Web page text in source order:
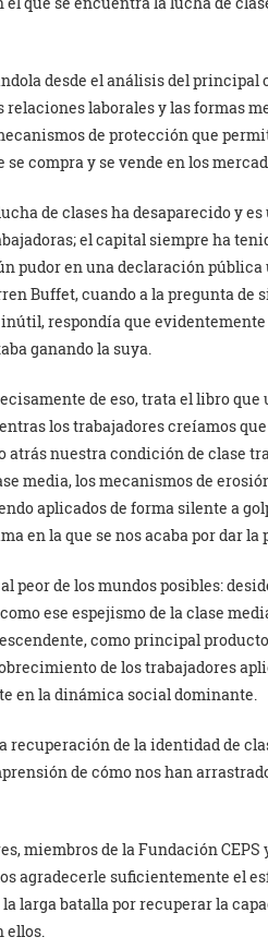
desde el análisis del principal
relaciones laborales y las formas
de protección que
compra y se vende en los
de clases ha desaparecido y
el capital siempre ha
pudor en una declaración pública
Buffet, cuando a la pregunta de
respondía que
ganando la suya.
de eso, trata el libro
los trabajadores creíamos
atrás nuestra condición de clase
media, los mecanismos de
aplicados de forma silente a
en la que se nos acaba por dar la
peor de los mundos posibles:
ese espejismo de la clase
como principal
de los trabajadores
en la dinámica social dominante.
recuperación de la identidad de
de cómo nos han
miembros de la Fundación
agradecerle suficientemente el
larga batalla por recuperar la
ellos.